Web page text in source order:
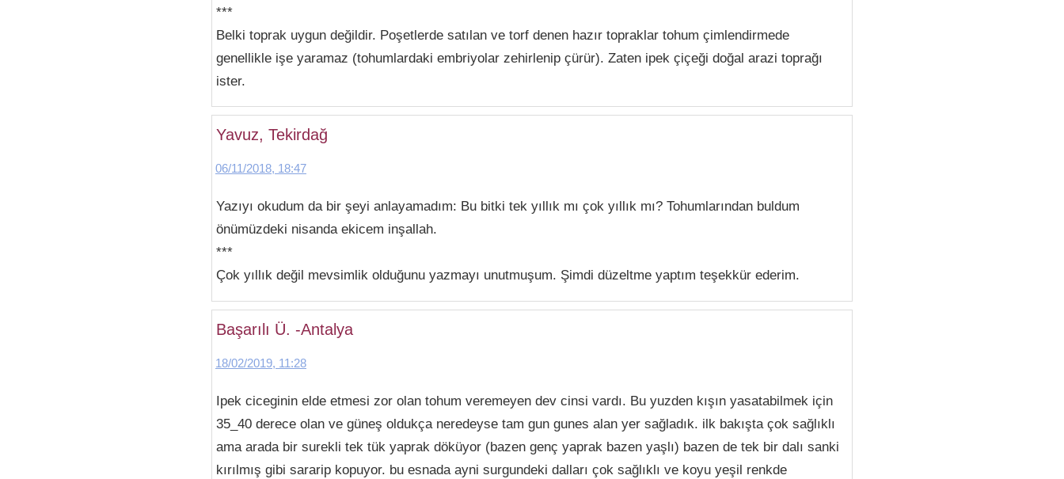
***
Belki toprak uygun değildir. Poşetlerde satılan ve torf denen hazır topraklar tohum çimlendirmede
genellikle işe yaramaz (tohumlardaki embriyolar zehirlenip çürür). Zaten ipek çiçeği doğal arazi toprağı
ister.
Yavuz, Tekirdağ
06/11/2018, 18:47
Yazıyı okudum da bir şeyi anlayamadım: Bu bitki tek yıllık mı çok yıllık mı? Tohumlarından buldum
önümüzdeki nisanda ekicem inşallah.
***
Çok yıllık değil mevsimlik olduğunu yazmayı unutmuşum. Şimdi düzeltme yaptım teşekkür ederim.
Başarılı Ü. -Antalya
18/02/2019, 11:28
Ipek ciceginin elde etmesi zor olan tohum veremeyen dev cinsi vardı. Bu yuzden kışın yasatabilmek için
35_40 derece olan ve güneş oldukça neredeyse tam gun gunes alan yer sağladık. ilk bakışta çok sağlıklı
ama arada bir surekli tek tük yaprak döküyor (bazen genç yaprak bazen yaşlı) bazen de tek bir dalı sanki
kırılmış gibi sararip kopuyor. bu esnada ayni surgundeki dalları çok sağlıklı ve koyu yeşil renkde